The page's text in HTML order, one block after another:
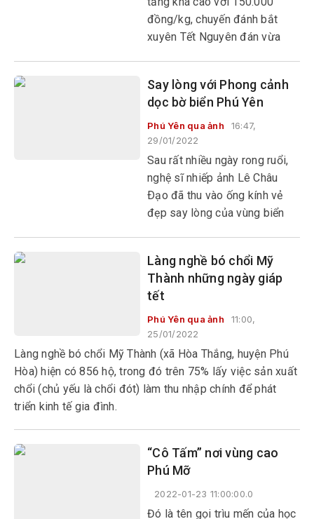
đồng/kg, chuyến đánh bắt
xuyên Tết Nguyên đán vừa
đồng.
Say lòng với Phong cảnh
dọc bờ biển Phú Yên
Phú Yên qua ảnh
16:47,
29/01/2022
Sau rất nhiều ngày rong ruổi,
nghệ sĩ nhiếp ảnh Lê Châu
Ðạo đã thu vào ống kính vẻ
đẹp say lòng của vùng biển
đảo, gành đá với hình thù kỳ lạ
kiêu hãnh bên chân sóng…
Làng nghề bó chổi Mỹ
Thành những ngày giáp
tết
Phú Yên qua ảnh
11:00,
25/01/2022
Làng nghề bó chổi Mỹ Thành (xã Hòa Thắng, huyện Phú
Hòa) hiện có 856 hộ, trong đó trên 75% lấy việc sản xuất
chổi (chủ yếu là chổi đót) làm thu nhập chính để phát
triển kinh tế gia đình.
“Cô Tấm” nơi vùng cao
Phú Mỡ
2022-01-23 11:00:00.0
Đó là tên gọi trìu mến của học